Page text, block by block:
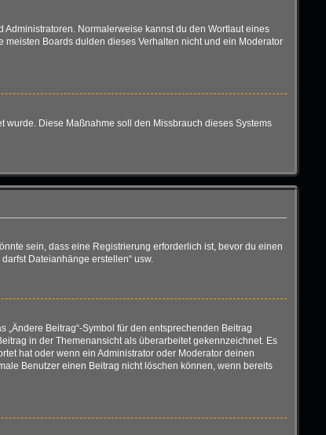
Normalerweise kannst du den Wortlaut eines
Boards dulden dieses Verhalten nicht und ein Moderator
Diese Maßnahme soll den Missbrauch dieses Systems
sein, dass eine Registrierung erforderlich ist, bevor du einen
Dateianhänge erstellen“ usw.
Beitrag“-Symbol für den entsprechenden Beitrag
in der Themenansicht als überarbeitet gekennzeichnet. Es
hat oder wenn ein Administrator oder Moderator deinen
Benutzer einen Beitrag nicht löschen können, wenn bereits